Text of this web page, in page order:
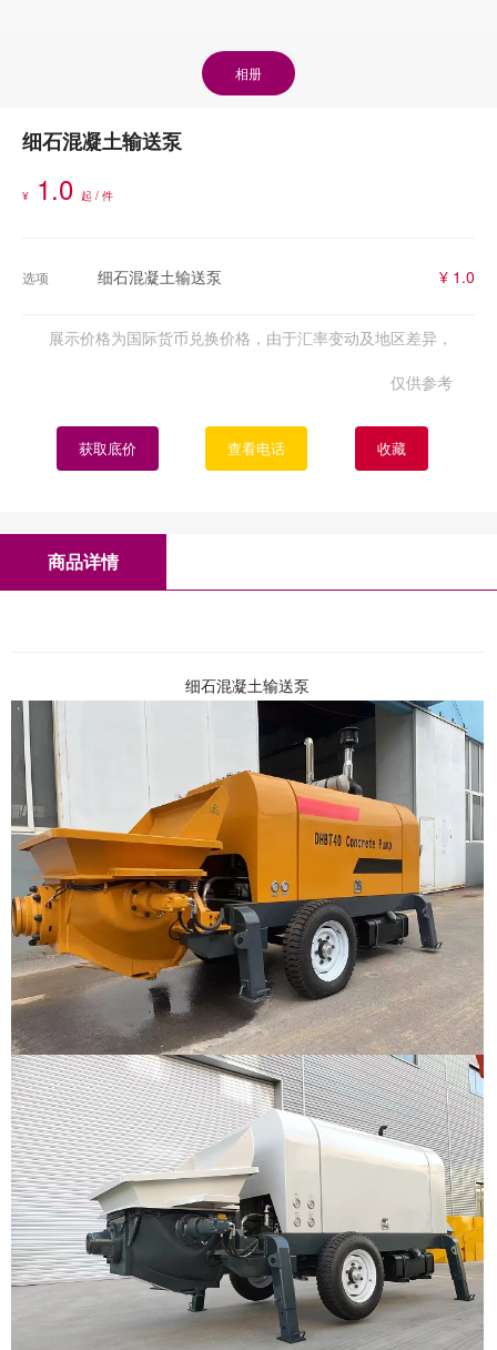
相册
细石混凝土输送泵
¥ 1.0 起 / 件
选项 细石混凝土输送泵 ¥ 1.0
展示价格为国际货币兑换价格，由于汇率变动及地区差异，
仅供参考
获取底价 查看电话 收藏
商品详情
细石混凝土输送泵